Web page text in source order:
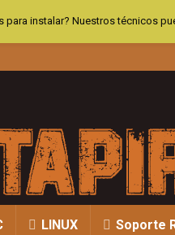
LINUX Soporte
para instalar? Nuestros técnicos